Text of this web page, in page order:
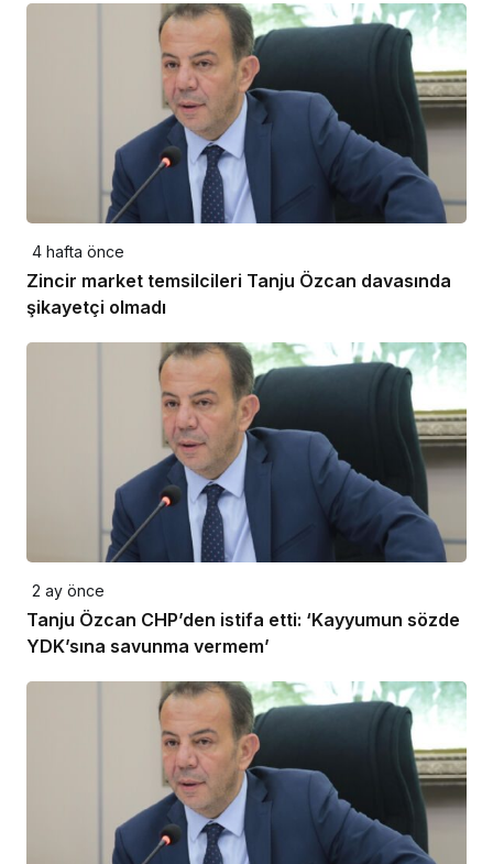
4 hafta önce
Zincir market temsilcileri Tanju Özcan davasında
şikayetçi olmadı
2 ay önce
Tanju Özcan CHP’den istifa etti: ‘Kayyumun sözde
YDK’sına savunma vermem’